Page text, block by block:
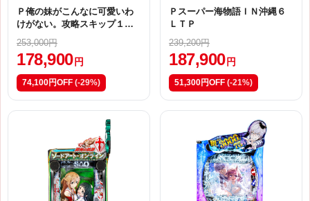
Ｐ俺の妹がこんなに可愛いわ
けがない。攻略スキップ１５
253,000円
178,900 円
74,100円OFF (-29%)
Ｐスーパー海物語ＩＮ沖縄６
ＬＴＰ
239,200円
187,900 円
51,300円OFF (-21%)